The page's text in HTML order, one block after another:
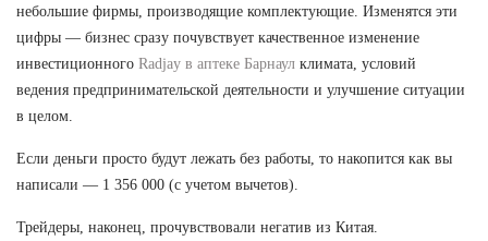
небольшие фирмы, производящие комплектующие. Изменятся эти
цифры — бизнес сразу почувствует качественное изменение
инвестиционного Radjay в аптеке Барнаул климата, условий
ведения предпринимательской деятельности и улучшение ситуации
в целом.
Если деньги просто будут лежать без работы, то накопится как вы
написали — 1 356 000 (с учетом вычетов).
Трейдеры, наконец, прочувствовали негатив из Китая.